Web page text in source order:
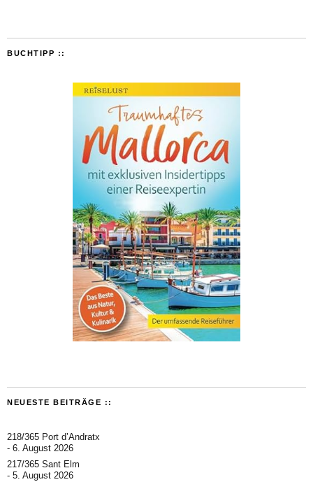
BUCHTIPP ::
NEUESTE BEITRÄGE ::
218/365 Port d’Andratx
6. August 2026
217/365 Sant Elm
5. August 2026